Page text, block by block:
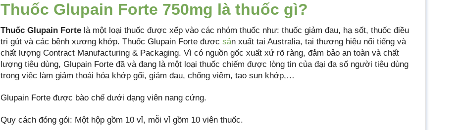
Thuốc Glupain Forte 750mg là thuốc gì?
Thuốc Glupain Forte là một loại thuốc được xếp vào các nhóm thuốc như: thuốc giảm đau, hạ sốt, thuốc điều
trị gút và các bệnh xương khớp. Thuốc Glupain Forte được sản xuất tại Australia, tại thương hiệu nổi tiếng và
chất lượng Contract Manufacturing & Packaging. Vì có nguồn gốc xuất xứ rõ ràng, đảm bảo an toàn và chất
lượng tiêu dùng, Glupain Forte đã và đang là một loại thuốc chiếm được lòng tin của đại đa số người tiêu dùng
trong việc làm giảm thoái hóa khớp gối, giảm đau, chống viêm, tạo sụn khớp,…
Glupain Forte được bào chế dưới dạng viên nang cứng.
Quy cách đóng gói: Một hộp gồm 10 vỉ, mỗi vỉ gồm 10 viên thuốc.